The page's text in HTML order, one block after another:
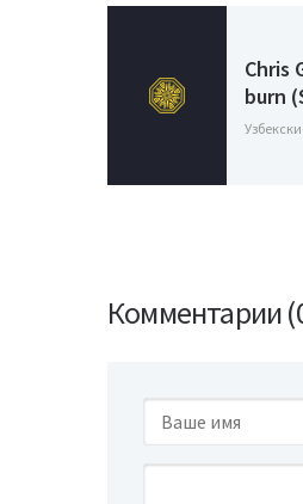
Chris
burn
Комментарии